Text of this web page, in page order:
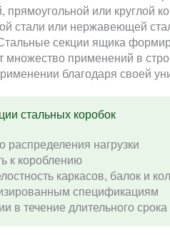
прямоугольной или круглой
стали или нержавеющей
секции ящика
множество применений в
благодаря своей
стальных коробок
распределения нагрузки
к короблению
каркасов, балок и
спецификациям
в течение длительного